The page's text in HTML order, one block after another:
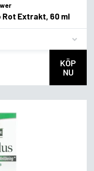
Rot Extrakt, 60 ml
KÖP
NU